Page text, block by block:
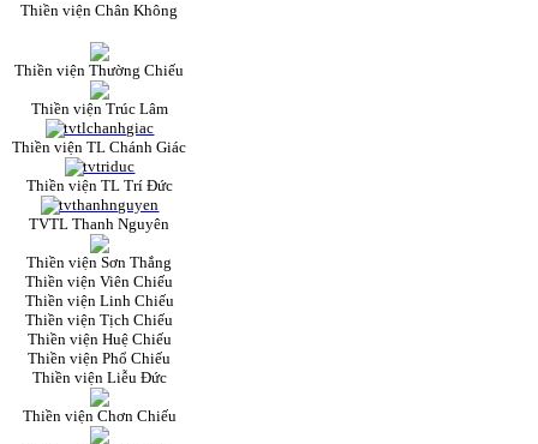
Thiền viện Chân Không
Thiền viện Thường Chiếu
Thiền viện Trúc Lâm
Thiền viện TL Chánh Giác
Thiền viện TL Trí Đức
TVTL Thanh Nguyên
Thiền viện Sơn Thắng
Thiền viện Viên Chiếu
Thiền viện Linh Chiếu
Thiền viện Tịch Chiếu
Thiền viện Huệ Chiếu
Thiền viện Phổ Chiếu
Thiền viện Liễu Đức
Thiền viện Chơn Chiếu